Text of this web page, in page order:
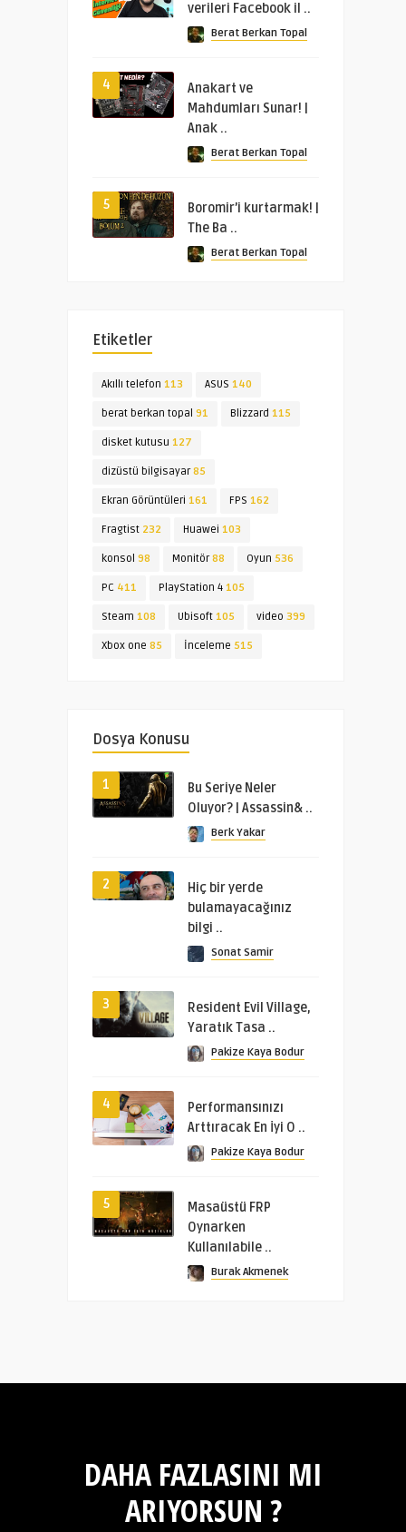
verileri Facebook il ..
Berat Berkan Topal
4
Anakart ve
Mahdumları Sunar! |
Anak ..
Berat Berkan Topal
5
Boromir’i kurtarmak! |
The Ba ..
Berat Berkan Topal
Etiketler
Akıllı telefon 113 ASUS 140
berat berkan topal 91 Blizzard 115
disket kutusu 127
dizüstü bilgisayar85
Ekran Görüntüleri 161 FPS 162
Fragtist 232 Huawei 103
konsol 98 Monitör88 Oyun 536
PC 411 PlayStation 4 105
Steam 108 Ubisoft 105 video 399
Xbox one 85 İnceleme 515
Dosya Konusu
1
Bu Seriye Neler
Oluyor? | Assassin& ..
Berk Yakar
2
Hiç bir yerde
bulamayacağınız
bilgi ..
Sonat Samir
3
Resident Evil Village,
Yaratık Tasa ..
Pakize Kaya Bodur
4
Performansınızı
Arttıracak En İyi O ..
Pakize Kaya Bodur
5
Masaüstü FRP
Oynarken
Kullanılabile ..
Burak Akmenek
DAHA FAZLASINI MI
ARIYORSUN ?